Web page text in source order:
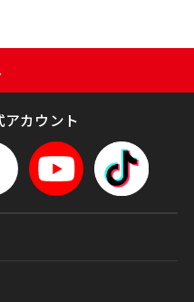
アカウント